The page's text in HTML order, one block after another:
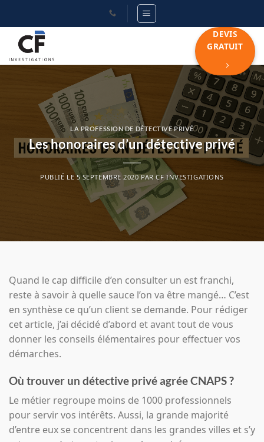
contenu
DEVIS
GRATUIT
LA PROFESSION DE DÉTECTIVE PRIVÉ
Les honoraires d’un détective privé
PUBLIÉ LE5 SEPTEMBRE 2020 PARCF INVESTIGATIONS
Quand le cap difficile d’en consulter un est franchi,
reste à savoir à quelle sauce l’on va être mangé… C’est
en synthèse ce qu’un client se demande. Pour rédiger
cet article, j’ai décidé d’abord et avant tout de vous
donner les conseils élémentaires pour effectuer vos
démarches.
Où trouver un détective privé agrée CNAPS ?
Le métier regroupe moins de 1000 professionnels
pour servir vos intérêts. Aussi, la grande majorité
d’entre eux se concentrent dans les grandes villes et s’y